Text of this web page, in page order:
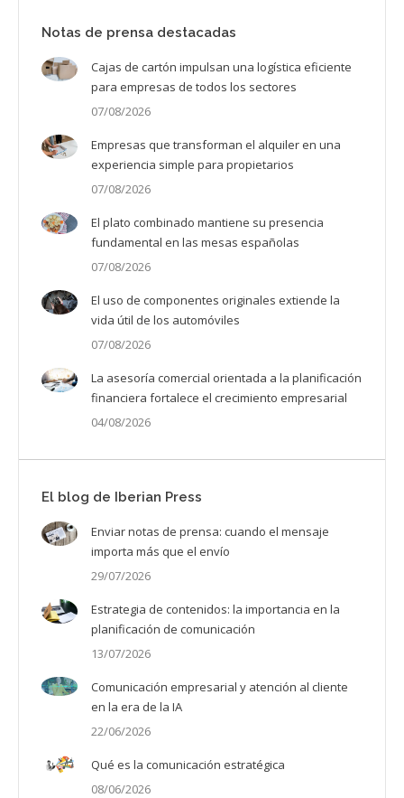
Notas de prensa destacadas
Cajas de cartón impulsan una logística eficiente
para empresas de todos los sectores
07/08/2026
Empresas que transforman el alquiler en una
experiencia simple para propietarios
07/08/2026
El plato combinado mantiene su presencia
fundamental en las mesas españolas
07/08/2026
El uso de componentes originales extiende la
vida útil de los automóviles
07/08/2026
La asesoría comercial orientada a la planificación
financiera fortalece el crecimiento empresarial
04/08/2026
El blog de Iberian Press
Enviar notas de prensa: cuando el mensaje
importa más que el envío
29/07/2026
Estrategia de contenidos: la importancia en la
planificación de comunicación
13/07/2026
Comunicación empresarial y atención al cliente
en la era de la IA
22/06/2026
Qué es la comunicación estratégica
08/06/2026